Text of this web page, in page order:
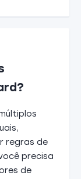
regras de
precisa
de